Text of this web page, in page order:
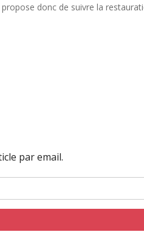
donc de suivre la